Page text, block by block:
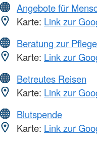
Angebote für
Karte: Link zur
Beratung zur
Karte: Link zur
Betreutes Reisen
Karte: Link zur
Blutspende
Karte: Link zur